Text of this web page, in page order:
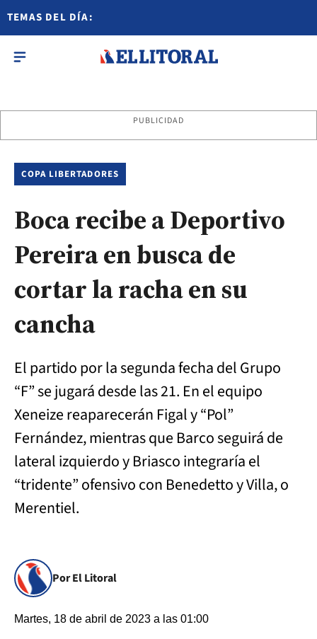
TEMAS DEL DÍA:
PUBLICIDAD
COPA LIBERTADORES
Boca recibe a Deportivo
Pereira en busca de
cortar la racha en su
cancha
El partido por la segunda fecha del Grupo
“F” se jugará desde las 21. En el equipo
Xeneize reaparecerán Figal y “Pol”
Fernández, mientras que Barco seguirá de
lateral izquierdo y Briasco integraría el
“tridente” ofensivo con Benedetto y Villa, o
Merentiel.
Por El Litoral
Martes, 18 de abril de 2023 a las 01:00